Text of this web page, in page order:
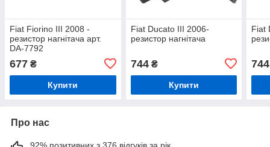
Fiat Fiorino III 2008 -
резистор нагнітача арт.
DA-7792
677 ₴
Купити
Fiat Ducato III 2006-
резистор нагнітача
744₴
Купити
Fiat
744
Про нас